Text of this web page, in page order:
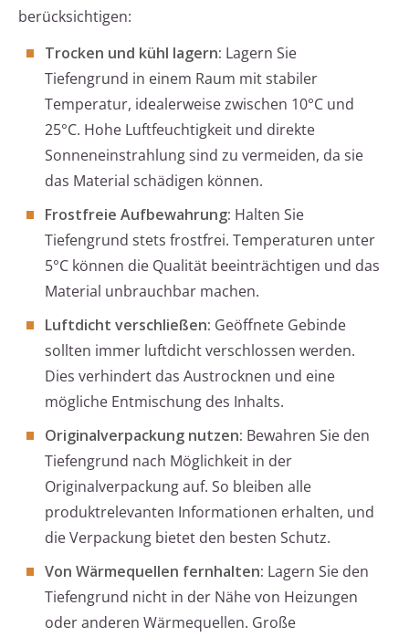
berücksichtigen:
Trocken und kühl lagern: Lagern Sie
Tiefengrund in einem Raum mit stabiler
Temperatur, idealerweise zwischen 10°C und
25°C. Hohe Luftfeuchtigkeit und direkte
Sonneneinstrahlung sind zu vermeiden, da sie
das Material schädigen können.
Frostfreie Aufbewahrung: Halten Sie
Tiefengrund stets frostfrei. Temperaturen unter
5°C können die Qualität beeinträchtigen und das
Material unbrauchbar machen.
Luftdicht verschließen: Geöffnete Gebinde
sollten immer luftdicht verschlossen werden.
Dies verhindert das Austrocknen und eine
mögliche Entmischung des Inhalts.
Originalverpackung nutzen: Bewahren Sie den
Tiefengrund nach Möglichkeit in der
Originalverpackung auf. So bleiben alle
produktrelevanten Informationen erhalten, und
die Verpackung bietet den besten Schutz.
Von Wärmequellen fernhalten: Lagern Sie den
Tiefengrund nicht in der Nähe von Heizungen
oder anderen Wärmequellen. Große